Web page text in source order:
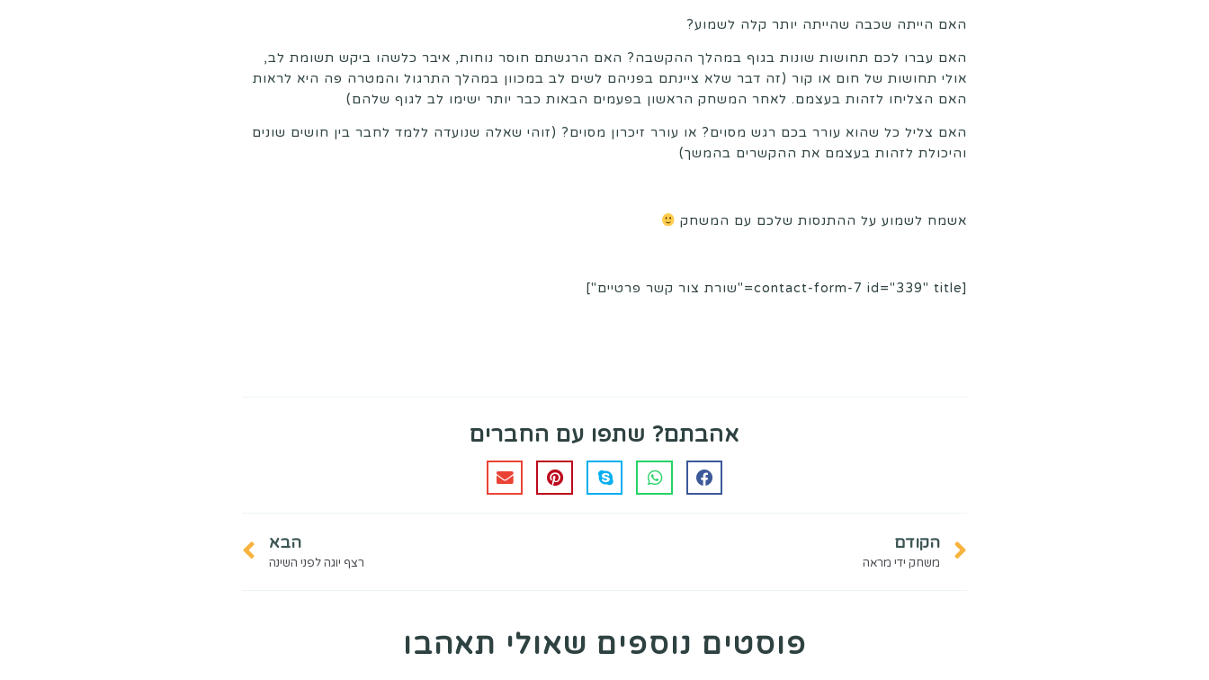
האם הייתה שכבה שהייתה יותר קלה לשמוע?
האם עברו לכם תחושות שונות בגוף במהלך ההקשבה? האם הרגשתם חוסר נוחות, איבר כלשהו ביקש תשומת לב,
אולי תחושות של חום או קור (זה דבר שלא ציינתם בפניהם לשים לב במכוון במהלך התרגול והמטרה פה היא לראות
האם הצליחו לזהות בעצמם. לאחר המשחק הראשון בפעמים הבאות כבר יותר ישימו לב לגוף שלהם)
האם צליל כל שהוא עורר בכם רגש מסוים? או עורר זיכרון מסוים? (זוהי שאלה שנועדה ללמד לחבר בין חושים שונים
והיכולת לזהות בעצמם את ההקשרים בהמשך)
אשמח לשמוע על ההתנסות שלכם עם המשחק
[contact-form-7 id="339" title="שורת צור קשר פרטיים"]
אהבתם? שתפו עם החברים
הקודם
משחק ידי מראה
הבא
רצף יוגה לפני השינה
פוסטים נוספים שאולי תאהבו